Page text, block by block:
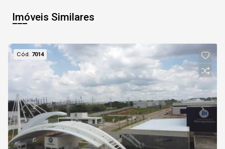
Imóveis Similares
Cód. 7014